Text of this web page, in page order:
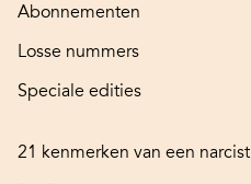
Abonnementen
Losse nummers
Speciale edities
21 kenmerken van een narcist